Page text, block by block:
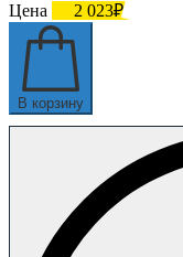
Цена
2 023₽
В корзину